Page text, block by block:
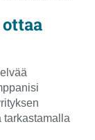
tarkastamalla